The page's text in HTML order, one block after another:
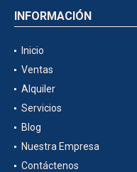
INFORMACIÓN
Inicio
Ventas
Alquiler
Servicios
Blog
Nuestra Empresa
Contáctenos